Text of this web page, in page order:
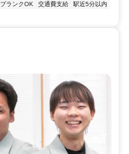
ブランクOK 交通費支給
駅近5分以内